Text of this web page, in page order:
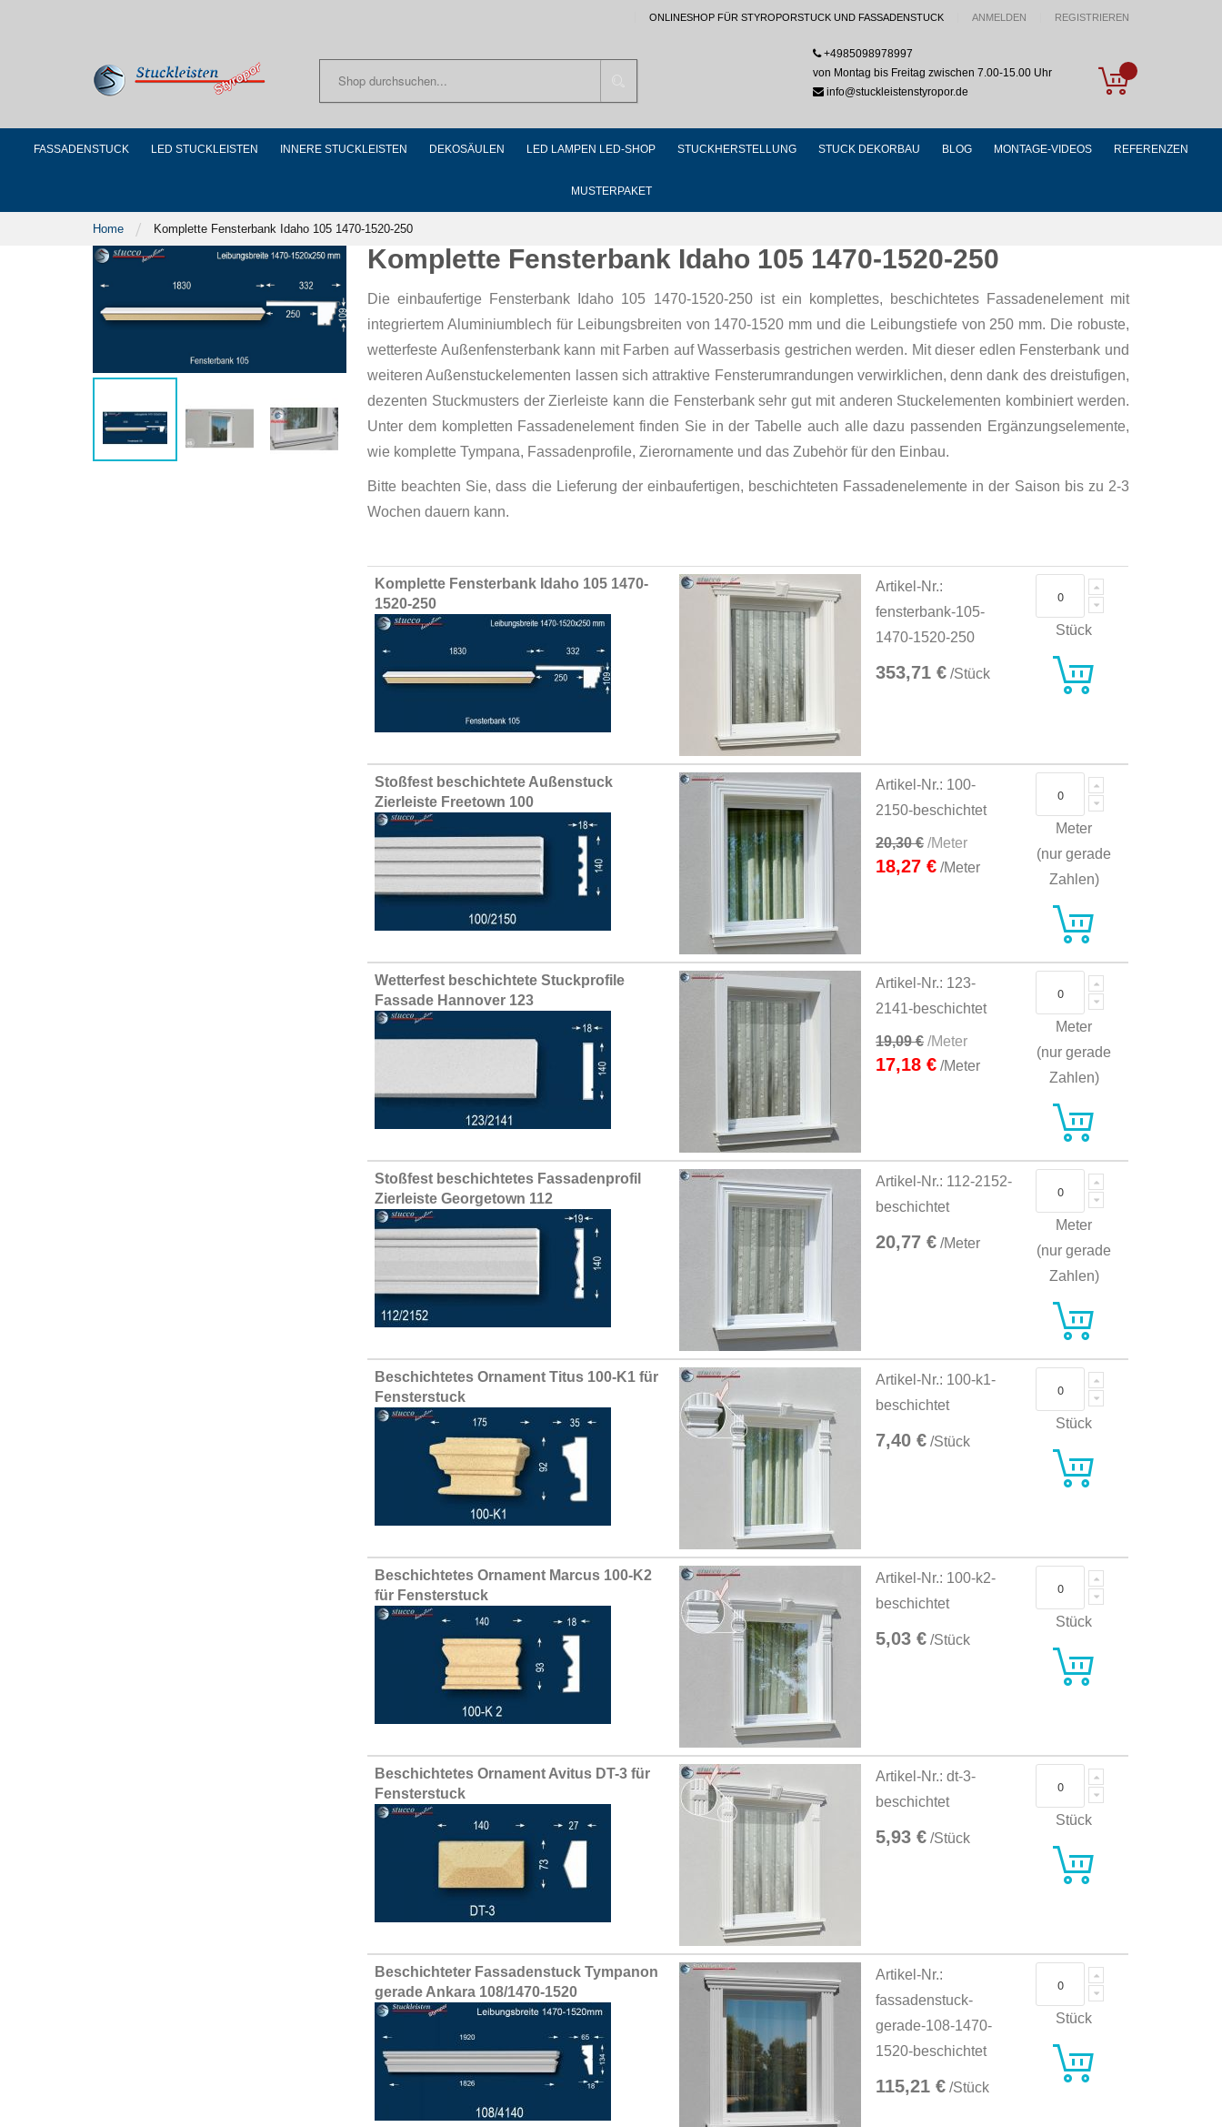
ONLINESHOP FÜR STYROPORSTUCK UND FASSADENSTUCK ANMELDEN REGISTRIEREN
My Cart
+4985098978997
von Montag bis Freitag zwischen 7.00-15.00 Uhr
info@stuckleistenstyropor.de
FASSADENSTUCK LED STUCKLEISTEN INNERE STUCKLEISTEN DEKOSÄULEN LED LAMPEN LED-SHOP STUCKHERSTELLUNG STUCK DEKORBAU BLOG MONTAGE-VIDEOS REFERENZEN
MUSTERPAKET
Home Komplette Fensterbank Idaho 105 1470-1520-250
Komplette Fensterbank Idaho 105 1470-1520-250
Die einbaufertige Fensterbank Idaho 105 1470-1520-250 ist ein komplettes, beschichtetes Fassadenelement mit
integriertem Aluminiumblech für Leibungsbreiten von 1470-1520 mm und die Leibungstiefe von 250 mm. Die robuste,
wetterfeste Außenfensterbank kann mit Farben auf Wasserbasis gestrichen werden. Mit dieser edlen Fensterbank und
weiteren Außenstuckelementen lassen sich attraktive Fensterumrandungen verwirklichen, denn dank des dreistufigen,
dezenten Stuckmusters der Zierleiste kann die Fensterbank sehr gut mit anderen Stuckelementen kombiniert werden.
Unter dem kompletten Fassadenelement finden Sie in der Tabelle auch alle dazu passenden Ergänzungselemente,
wie komplette Tympana, Fassadenprofile, Zierornamente und das Zubehör für den Einbau.
Bitte beachten Sie, dass die Lieferung der einbaufertigen, beschichteten Fassadenelemente in der Saison bis zu 2-3
Wochen dauern kann.
Grouped
product
items
Komplette Fensterbank Idaho 105 1470-
1520-250
Artikel-Nr.:
fensterbank-105-
1470-1520-250
353,71 € /Stück
Stück
Stoßfest beschichtete Außenstuck
Zierleiste Freetown 100
Artikel-Nr.: 100-
2150-beschichtet
20,30 € /Meter
18,27 € /Meter
Meter
(nur gerade
Zahlen)
Wetterfest beschichtete Stuckprofile
Fassade Hannover 123
Artikel-Nr.: 123-
2141-beschichtet
19,09 € /Meter
17,18 € /Meter
Meter
(nur gerade
Zahlen)
Stoßfest beschichtetes Fassadenprofil
Zierleiste Georgetown 112
Artikel-Nr.: 112-2152-
beschichtet
20,77 € /Meter
Meter
(nur gerade
Zahlen)
Beschichtetes Ornament Titus 100-K1 für
Fensterstuck
Artikel-Nr.: 100-k1-
beschichtet
7,40 € /Stück
Stück
Beschichtetes Ornament Marcus 100-K2
für Fensterstuck
Artikel-Nr.: 100-k2-
beschichtet
5,03 € /Stück
Stück
Beschichtetes Ornament Avitus DT-3 für
Fensterstuck
Artikel-Nr.: dt-3-
beschichtet
5,93 € /Stück
Stück
Beschichteter Fassadenstuck Tympanon
gerade Ankara 108/1470-1520
Artikel-Nr.:
fassadenstuck-
gerade-108-1470-
1520-beschichtet
115,21 € /Stück
Stück